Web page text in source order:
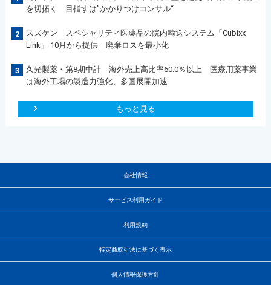
を切拓く 目指すは”かかりつけコンサル“
2
スズケン スペシャリティ医薬品の院内輸送システム「Cubixx
Link」 10月から提供 廃棄ロスを最小化
3
久光製薬・第8期中計 海外売上高比率60.0％以上 医療用薬事業
は海外工場の製造力強化、多国展開加速
もっと見る
会社情報
サービス利用ガイド
利用規約
特定商取引法に基づく表示
個人情報保護方針